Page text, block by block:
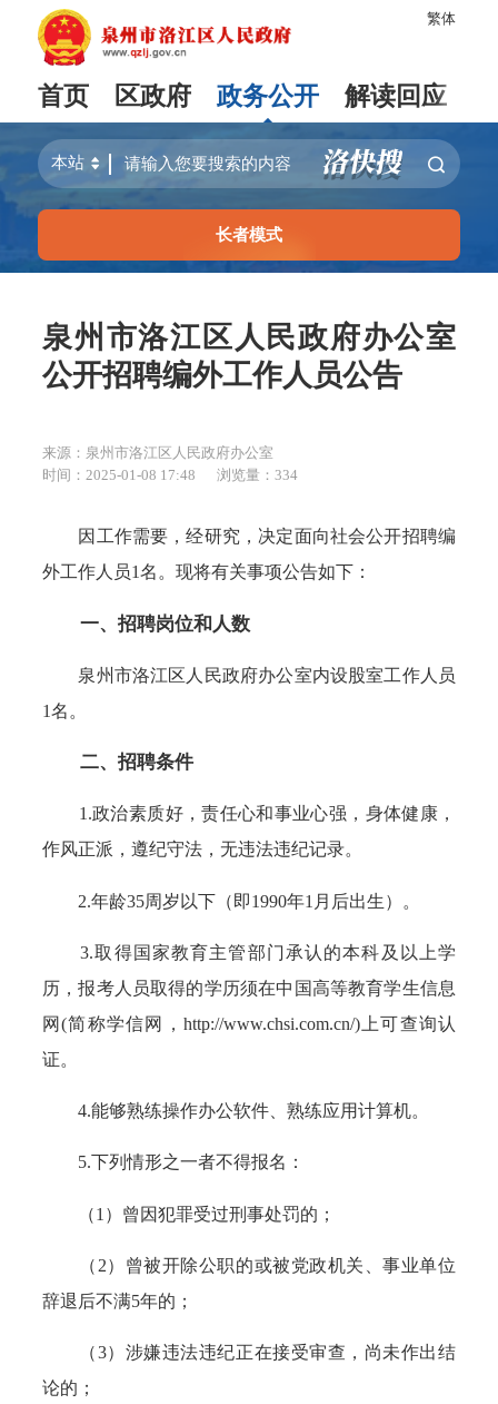
繁体
首页 区政府 政务公开 解读回应
长者模式
泉州市洛江区人民政府办公室
公开招聘编外工作人员公告
来源：泉州市洛江区人民政府办公室
时间：2025-01-08 17:48
浏览量： 334
因工作需要，经研究，决定面向社会公开招聘编
外工作人员1名。现将有关事项公告如下：
一、招聘岗位和人数
泉州市洛江区人民政府办公室内设股室工作人员
1名。
二、招聘条件
1.政治素质好，责任心和事业心强，身体健康，
作风正派，遵纪守法，无违法违纪记录。
2.年龄35周岁以下（即1990年1月后出生）。
3.取得国家教育主管部门承认的本科及以上学
历，报考人员取得的学历须在中国高等教育学生信息
网(简称学信网，http://www.chsi.com.cn/)上可查询认
证。
4.能够熟练操作办公软件、熟练应用计算机。
5.下列情形之一者不得报名：
（1）曾因犯罪受过刑事处罚的；
（2）曾被开除公职的或被党政机关、事业单位
辞退后不满5年的；
（3）涉嫌违法违纪正在接受审查，尚未作出结
论的；